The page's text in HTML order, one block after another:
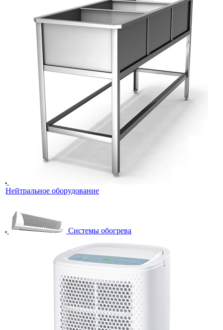
Нейтральное оборудование
Системы обогрева